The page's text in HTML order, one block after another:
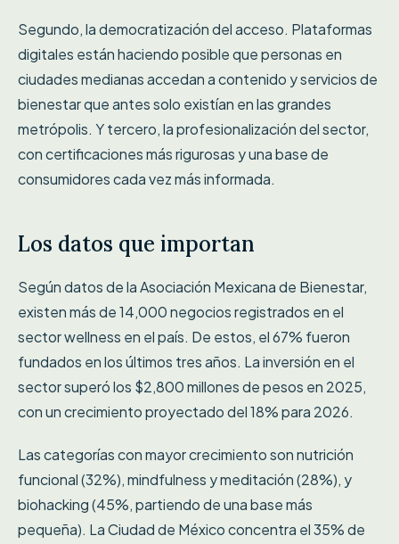
Segundo, la democratización del acceso. Plataformas
digitales están haciendo posible que personas en
ciudades medianas accedan a contenido y servicios de
bienestar que antes solo existían en las grandes
metrópolis. Y tercero, la profesionalización del sector,
con certificaciones más rigurosas y una base de
consumidores cada vez más informada.
Los datos que importan
Según datos de la Asociación Mexicana de Bienestar,
existen más de 14,000 negocios registrados en el
sector wellness en el país. De estos, el 67% fueron
fundados en los últimos tres años. La inversión en el
sector superó los $2,800 millones de pesos en 2025,
con un crecimiento proyectado del 18% para 2026.
Las categorías con mayor crecimiento son nutrición
funcional (32%), mindfulness y meditación (28%), y
biohacking (45%, partiendo de una base más
pequeña). La Ciudad de México concentra el 35% de